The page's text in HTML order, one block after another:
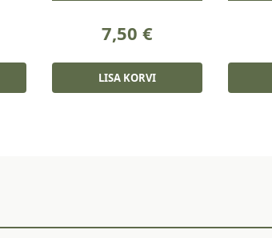
7,50€
LISA KORVI